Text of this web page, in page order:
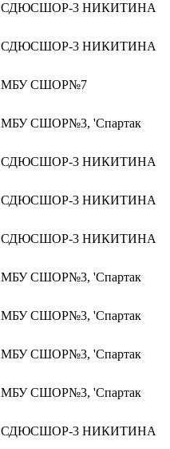
СДЮСШОР-3 НИКИТИНА
СДЮСШОР-3 НИКИТИНА
МБУ СШОР№7
МБУ СШОР№3, 'Спартак
СДЮСШОР-3 НИКИТИНА
СДЮСШОР-3 НИКИТИНА
СДЮСШОР-3 НИКИТИНА
МБУ СШОР№3, 'Спартак
МБУ СШОР№3, 'Спартак
МБУ СШОР№3, 'Спартак
МБУ СШОР№3, 'Спартак
СДЮСШОР-3 НИКИТИНА